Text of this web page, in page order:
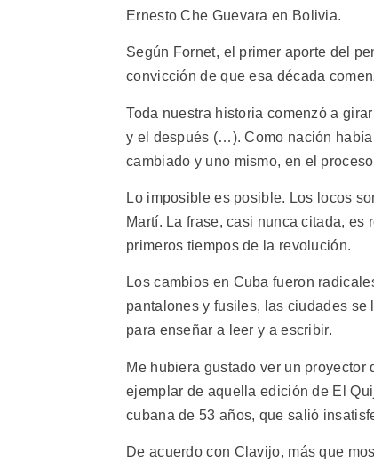
Ernesto Che Guevara en Bolivia.
Según Fornet, el primer aporte del
convicción de que esa década
Toda nuestra historia comenzó a
y el después (…). Como nación
cambiado y uno mismo, en el
Lo imposible es posible. Los locos
Martí. La frase, casi nunca citada, es
primeros tiempos de la revolución.
Los cambios en Cuba fueron
pantalones y fusiles, las ciudades
para enseñar a leer y a escribir.
Me hubiera gustado ver un
ejemplar de aquella edición de El
cubana de 53 años, que salió
De acuerdo con Clavijo, más que